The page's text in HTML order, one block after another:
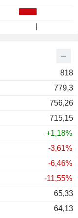
818
779,3
756,26
715,15
+1,18%
-3,61%
-6,46%
-11,55%
65,33
64,13